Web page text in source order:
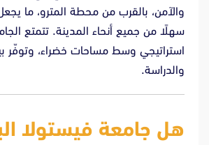
والآمن، بالقرب من محطة المترو، ما
سهلًا من جميع أنحاء المدينة. تتمتع
استراتيجي وسط مساحات خضراء، وتوفّر
والدراسة.
هل جامعة فيستولا